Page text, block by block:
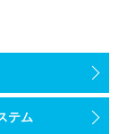
テム